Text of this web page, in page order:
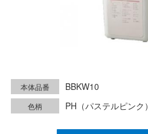
本体品番 BBKW10
色柄 PH（パステルピンク）